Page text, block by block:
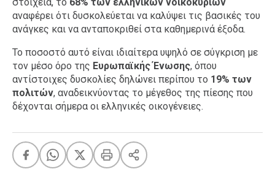
αναφέρει ότι δυσκολεύεται να καλύψει τις βασικές του
ανάγκες και να ανταποκριθεί στα καθημερινά έξοδα.
Το ποσοστό αυτό είναι ιδιαίτερα υψηλό σε σύγκριση με
τον μέσο όρο της Ευρωπαϊκής Ένωσης, όπου
αντίστοιχες δυσκολίες δηλώνει περίπου το 19% των
πολιτών, αναδεικνύοντας το μέγεθος της πίεσης που
δέχονται σήμερα οι ελληνικές οικογένειες.